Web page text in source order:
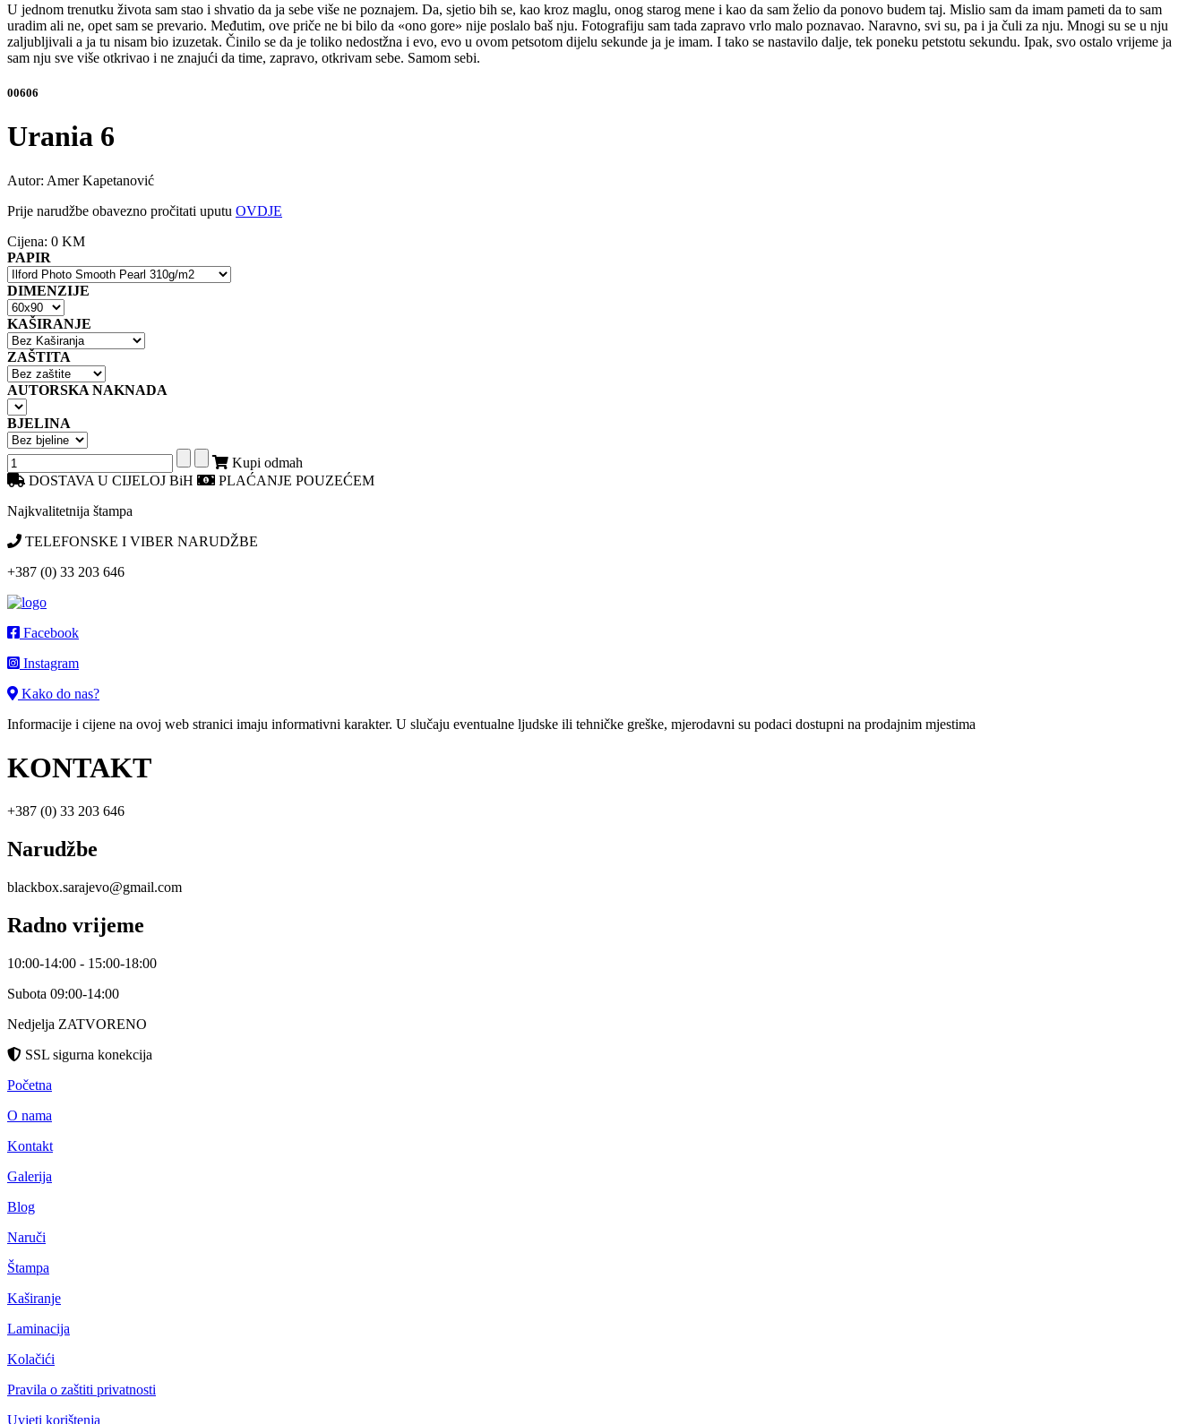
U jednom trenutku života sam stao i shvatio da ja sebe više ne poznajem. Da, sjetio bih se, kao kroz maglu, onog starog mene i kao da sam želio da ponovo budem taj. Mislio sam da imam pameti da to sam
uradim ali ne, opet sam se prevario. Međutim, ove priče ne bi bilo da «ono gore» nije poslalo baš nju. Fotografiju sam tada zapravo vrlo malo poznavao. Naravno, svi su, pa i ja čuli za nju. Mnogi su se u nju
zaljubljivali a ja tu nisam bio izuzetak. Činilo se da je toliko nedostžna i evo, evo u ovom petsotom dijelu sekunde ja je imam. I tako se nastavilo dalje, tek poneku petstotu sekundu. Ipak, svo ostalo vrijeme ja
sam nju sve više otkrivao i ne znajući da time, zapravo, otkrivam sebe. Samom sebi.
00606
Urania 6
Autor: Amer Kapetanović
Prije narudžbe obavezno pročitati uputu OVDJE
Cijena: 0 KM
PAPIR
DIMENZIJE
KAŠIRANJE
ZAŠTITA
AUTORSKA NAKNADA
BJELINA
Kupi odmah
DOSTAVA U CIJELOJ BiH
PLAĆANJE POUZEĆEM
Najkvalitetnija štampa
TELEFONSKE I VIBER NARUDŽBE
+387 (0) 33 203 646
Facebook
Instagram
Kako do nas?
Informacije i cijene na ovoj web stranici imaju informativni karakter. U slučaju eventualne ljudske ili tehničke greške, mjerodavni su podaci dostupni na prodajnim mjestima
KONTAKT
+387 (0) 33 203 646
Narudžbe
blackbox.sarajevo@gmail.com
Radno vrijeme
10:00-14:00 - 15:00-18:00
Subota 09:00-14:00
Nedjelja ZATVORENO
SSL sigurna konekcija
Početna
O nama
Kontakt
Galerija
Blog
Naruči
Štampa
Kaširanje
Laminacija
Kolačići
Pravila o zaštiti privatnosti
Uvjeti korištenja